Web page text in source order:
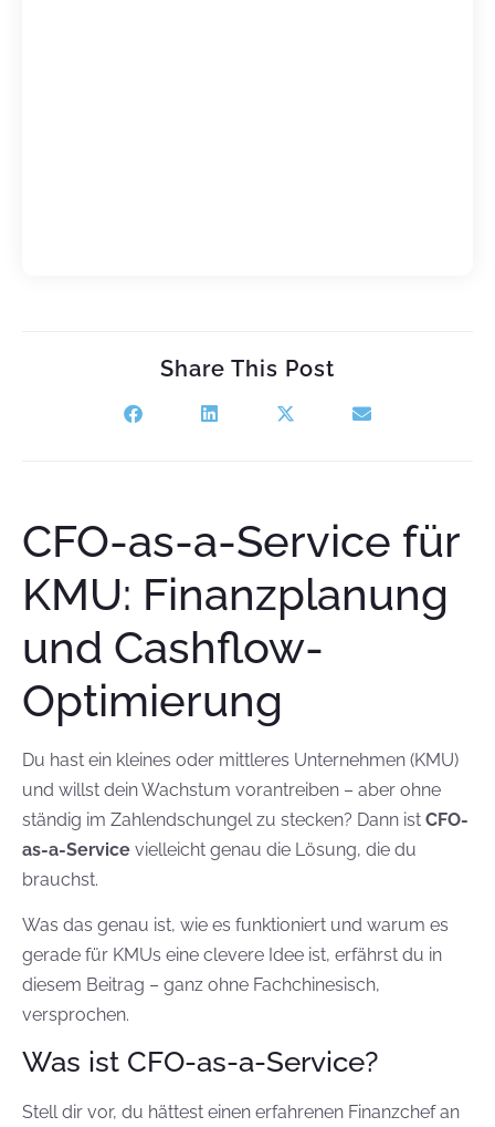
Share This Post
CFO-as-a-Service für
KMU: Finanzplanung
und Cashflow-
Optimierung
Du hast ein kleines oder mittleres Unternehmen (KMU)
und willst dein Wachstum vorantreiben – aber ohne
ständig im Zahlendschungel zu stecken? Dann ist CFO-
as-a-Service vielleicht genau die Lösung, die du
brauchst.
Was das genau ist, wie es funktioniert und warum es
gerade für KMUs eine clevere Idee ist, erfährst du in
diesem Beitrag – ganz ohne Fachchinesisch,
versprochen.
Was ist CFO-as-a-Service?
Stell dir vor, du hättest einen erfahrenen Finanzchef an